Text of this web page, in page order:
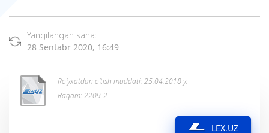
Yangilangan sana:
28 Sentabr 2020, 16:49
Ro’yxatdan o’tish muddati: 25.04.2018 y.
Raqam: 2209-2
LEX.UZ